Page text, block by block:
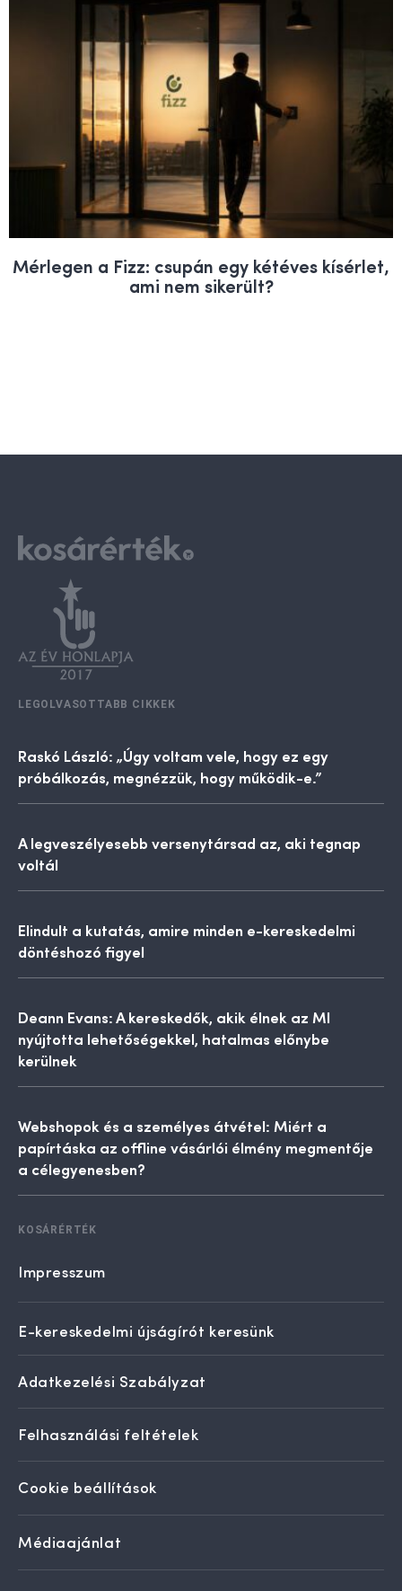
Mérlegen a Fizz: csupán egy kétéves kísérlet,
ami nem sikerült?
LEGOLVASOTTABB CIKKEK
Raskó László: „Úgy voltam vele, hogy ez egy
próbálkozás, megnézzük, hogy működik-e.”
A legveszélyesebb versenytársad az, aki tegnap
voltál
Elindult a kutatás, amire minden e-kereskedelmi
döntéshozó figyel
Deann Evans: A kereskedők, akik élnek az MI
nyújtotta lehetőségekkel, hatalmas előnybe
kerülnek
Webshopok és a személyes átvétel: Miért a
papírtáska az offline vásárlói élmény megmentője
a célegyenesben?
KOSÁRÉRTÉK
Impresszum
E-kereskedelmi újságírót keresünk
Adatkezelési Szabályzat
Felhasználási feltételek
Cookie beállítások
Médiaajánlat